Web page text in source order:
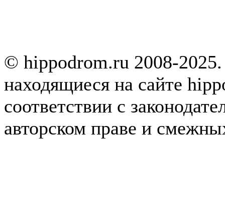
© hippodrom.ru 2008-
находящиеся на сайте
соответствии с
авторском праве и